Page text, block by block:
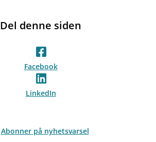
Del denne siden
Facebook
LinkedIn
Abonner på nyhetsvarsel